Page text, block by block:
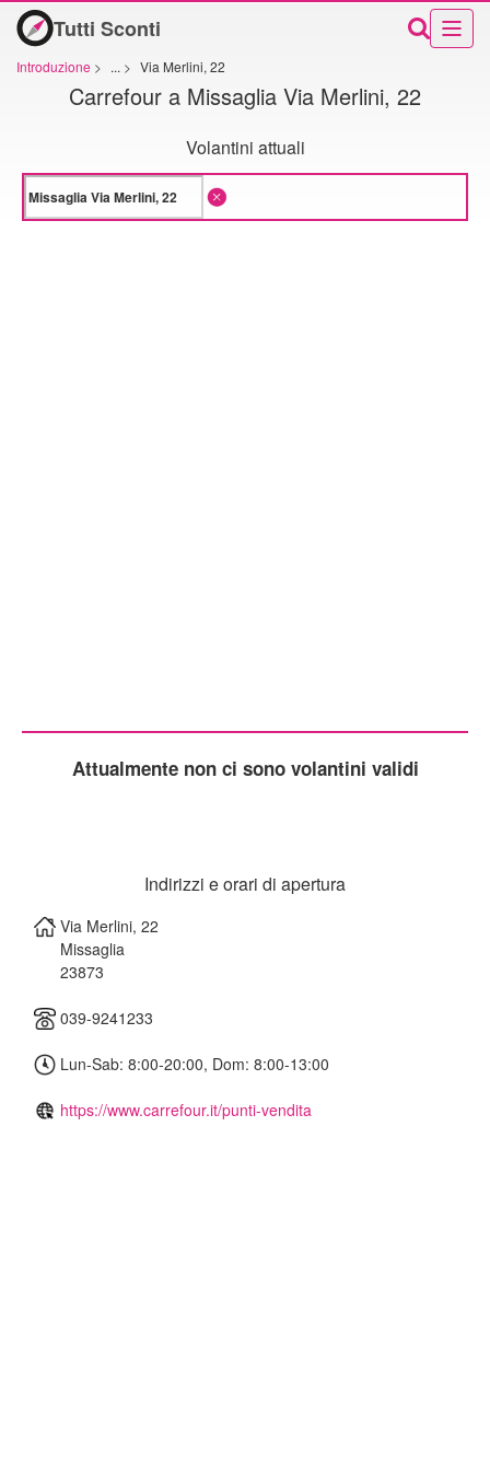
Tutti Sconti
Introduzione > ... > Via Merlini, 22
Carrefour a Missaglia Via Merlini, 22
Volantini attuali
Attualmente non ci sono volantini validi
Indirizzi e orari di apertura
Via Merlini, 22
Missaglia
23873
039-9241233
Lun-Sab: 8:00-20:00, Dom: 8:00-13:00
https://www.carrefour.it/punti-vendita